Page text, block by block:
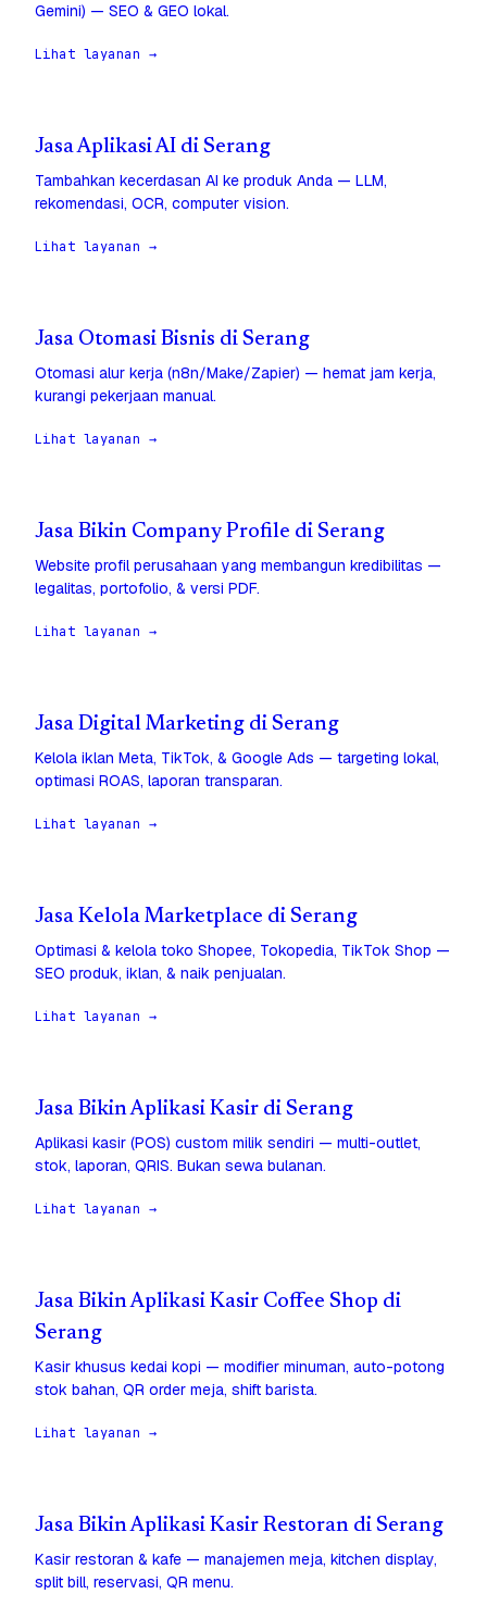
Gemini) — SEO & GEO lokal.
Lihat layanan →
Jasa Aplikasi AI di Serang
Tambahkan kecerdasan AI ke produk Anda — LLM,
rekomendasi, OCR, computer vision.
Lihat layanan →
Jasa Otomasi Bisnis di Serang
Otomasi alur kerja (n8n/Make/Zapier) — hemat jam kerja,
kurangi pekerjaan manual.
Lihat layanan →
Jasa Bikin Company Profile di Serang
Website profil perusahaan yang membangun kredibilitas —
legalitas, portofolio, & versi PDF.
Lihat layanan →
Jasa Digital Marketing di Serang
Kelola iklan Meta, TikTok, & Google Ads — targeting lokal,
optimasi ROAS, laporan transparan.
Lihat layanan →
Jasa Kelola Marketplace di Serang
Optimasi & kelola toko Shopee, Tokopedia, TikTok Shop —
SEO produk, iklan, & naik penjualan.
Lihat layanan →
Jasa Bikin Aplikasi Kasir di Serang
Aplikasi kasir (POS) custom milik sendiri — multi-outlet,
stok, laporan, QRIS. Bukan sewa bulanan.
Lihat layanan →
Jasa Bikin Aplikasi Kasir Coffee Shop di
Serang
Kasir khusus kedai kopi — modifier minuman, auto-potong
stok bahan, QR order meja, shift barista.
Lihat layanan →
Jasa Bikin Aplikasi Kasir Restoran di Serang
Kasir restoran & kafe — manajemen meja, kitchen display,
split bill, reservasi, QR menu.